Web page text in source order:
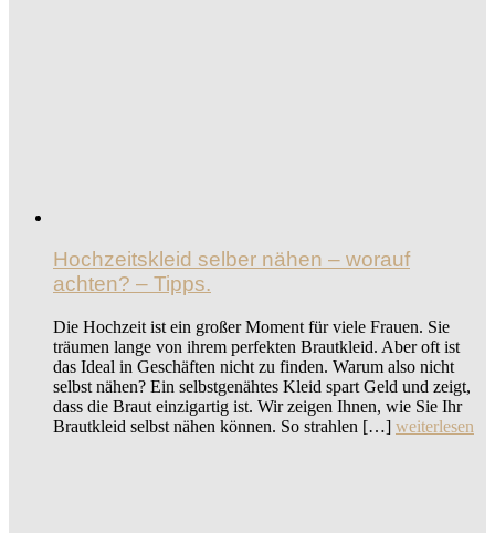
Hochzeitskleid selber nähen – worauf
achten? – Tipps.
Die Hochzeit ist ein großer Moment für viele Frauen. Sie
träumen lange von ihrem perfekten Brautkleid. Aber oft ist
das Ideal in Geschäften nicht zu finden. Warum also nicht
selbst nähen? Ein selbstgenähtes Kleid spart Geld und zeigt,
dass die Braut einzigartig ist. Wir zeigen Ihnen, wie Sie Ihr
Brautkleid selbst nähen können. So strahlen […] weiterlesen